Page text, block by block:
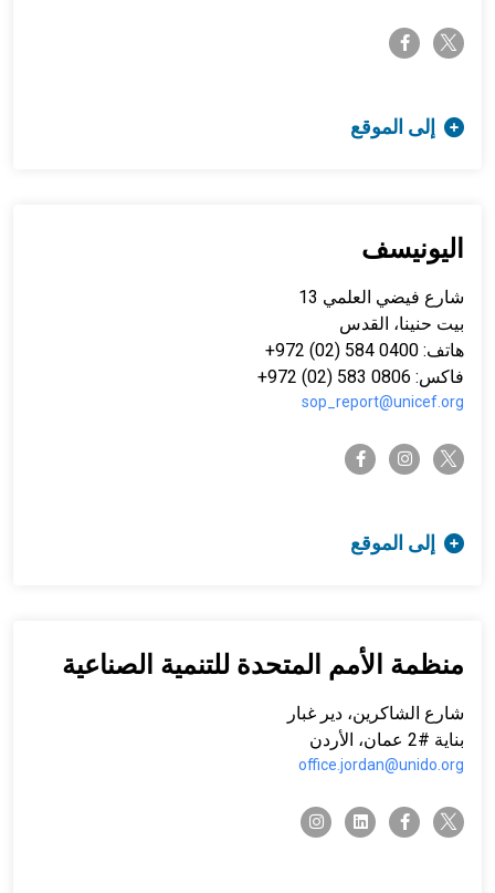
twitter-x
facebook-f
إلى الموقع
اليونيسف
شارع فيضي العلمي 13
بيت حنينا، القدس
هاتف: 0400 584 (02) 972+
فاكس: 0806 583 (02) 972+
sop_report@unicef.org
twitter-x
instagram
facebook-f
إلى الموقع
منظمة الأمم المتحدة للتنمية الصناعية
شارع الشاكرين، دير غبار
بناية #2 عمان، الأردن
office.jordan@unido.org
twitter-x
facebook-f
linkedin
instagram